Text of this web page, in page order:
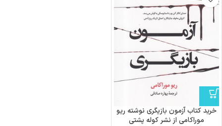
خرید کتاب آزمون بازیگری نوشته ریو
موراکامی از نشر کوله پشتی